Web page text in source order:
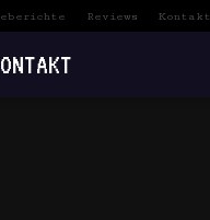
Reviews Kontakt